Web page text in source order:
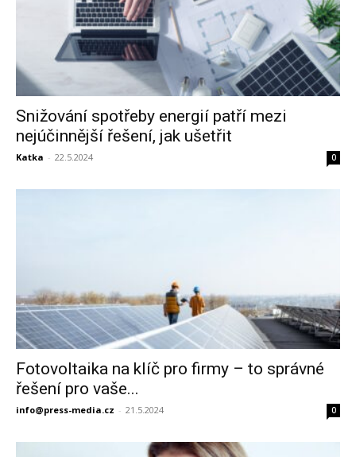
Snižování spotřeby energií patří mezi
nejúčinnější řešení, jak ušetřit
Katka - 22.5.2024 0
Fotovoltaika na klíč pro firmy – to správné
řešení pro vaše...
info@press-media.cz - 21.5.2024 0